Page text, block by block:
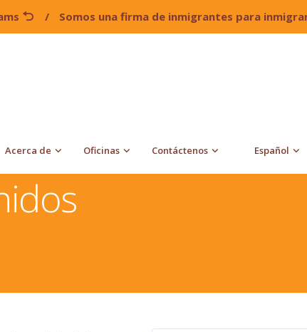
/ Somos una firma de inmigrantes para
Acerca de Oficinas Contáctenos Español